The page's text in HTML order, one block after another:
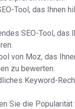
Tool, das Ihnen
SEO-Tool, das
von Moz, das
zu bewerten.
Keyword-
Sie die